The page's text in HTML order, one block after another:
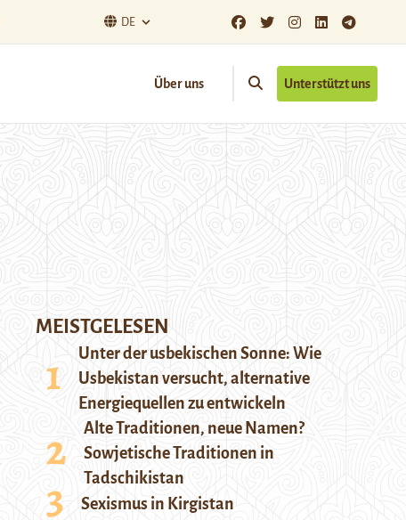
DE
Über uns Unterstützt uns
MEISTGELESEN
Unter der usbekischen Sonne: Wie
Usbekistan versucht, alternative
Energiequellen zu entwickeln
Alte Traditionen, neue Namen?
Sowjetische Traditionen in
Tadschikistan
Sexismus in Kirgistan